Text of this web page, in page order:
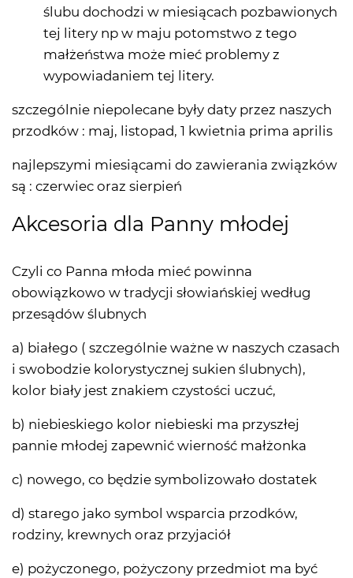
ślubu dochodzi w miesiącach pozbawionych
tej litery np w maju potomstwo z tego
małżeństwa może mieć problemy z
wypowiadaniem tej litery.
szczególnie niepolecane były daty przez naszych
przodków : maj, listopad, 1 kwietnia prima aprilis
najlepszymi miesiącami do zawierania związków
są : czerwiec oraz sierpień
Akcesoria dla Panny młodej
Czyli co Panna młoda mieć powinna
obowiązkowo w tradycji słowiańskiej według
przesądów ślubnych
a) białego ( szczególnie ważne w naszych czasach
i swobodzie kolorystycznej sukien ślubnych),
kolor biały jest znakiem czystości uczuć,
b) niebieskiego kolor niebieski ma przyszłej
pannie młodej zapewnić wierność małżonka
c) nowego, co będzie symbolizowało dostatek
d) starego jako symbol wsparcia przodków,
rodziny, krewnych oraz przyjaciół
e) pożyczonego, pożyczony przedmiot ma być